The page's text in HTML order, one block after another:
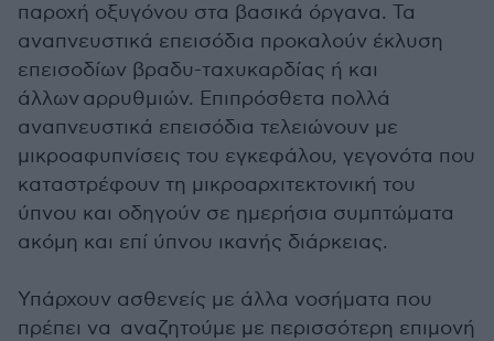
παροχή οξυγόνου στα βασικά όργανα. Τα
αναπνευστικά επεισόδια προκαλούν έκλυση
επεισοδίων βραδυ-ταχυκαρδίας ή και
άλλων αρρυθμιών. Επιπρόσθετα πολλά
αναπνευστικά επεισόδια τελειώνουν με
μικροαφυπνίσεις του εγκεφάλου, γεγονότα που
καταστρέφουν τη μικροαρχιτεκτονική του
ύπνου και οδηγούν σε ημερήσια συμπτώματα
ακόμη και επί ύπνου ικανής διάρκειας.
Υπάρχουν ασθενείς με άλλα νοσήματα που
πρέπει να αναζητούμε με περισσότερη επιμονή